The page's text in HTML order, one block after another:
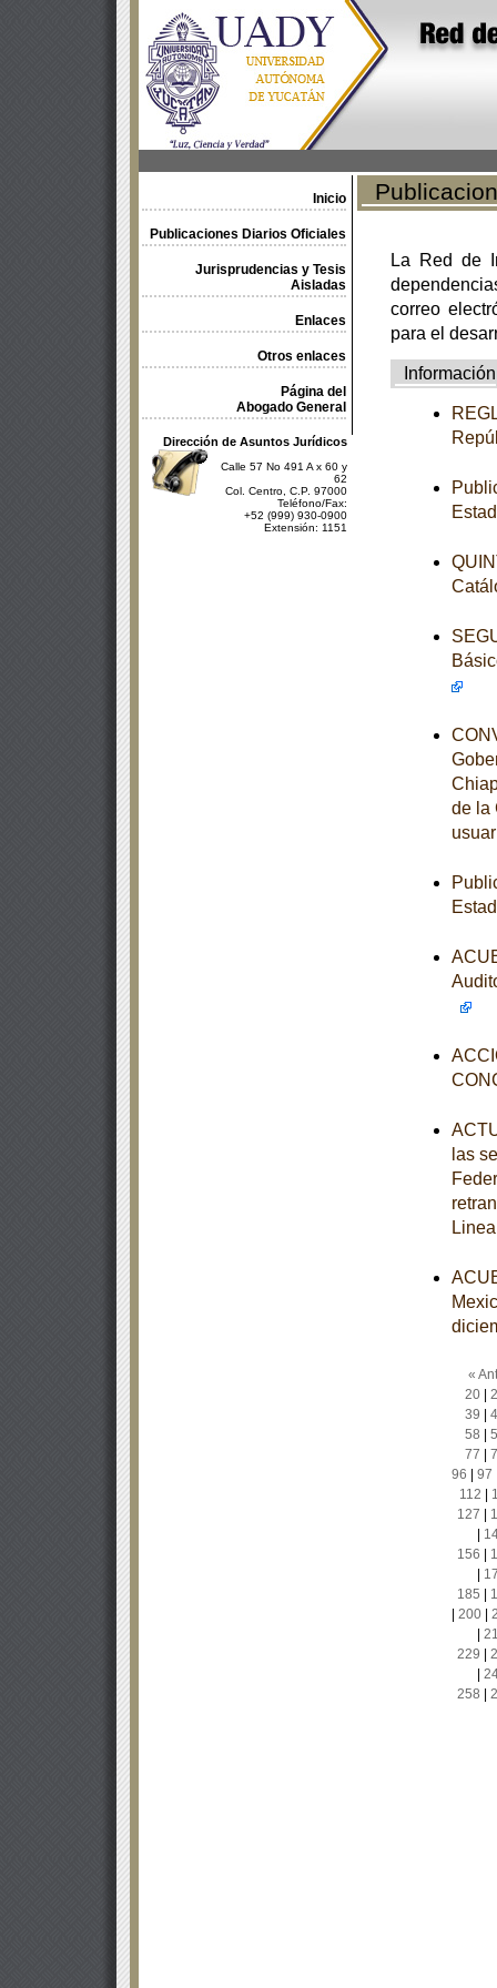
Inicio
Publicaciones Diarios Oficiales
Jurisprudencias y Tesis
Aisladas
Enlaces
Otros enlaces
Página del
Abogado General
Dirección de Asuntos Jurídicos
Calle 57 No 491 A x 60 y
62
Col. Centro, C.P. 97000
Teléfono/Fax:
+52 (999) 930-0900
Extensión: 1151
La Red de
correo
para el
Información
de la
las
«
20|
39
58
77
96
97
112
127
156
185
200|
229
258